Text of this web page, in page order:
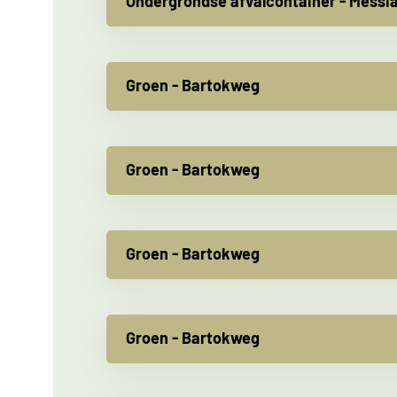
Groen - Bartokweg
Groen - Bartokweg
Groen - Bartokweg
Groen - Bartokweg